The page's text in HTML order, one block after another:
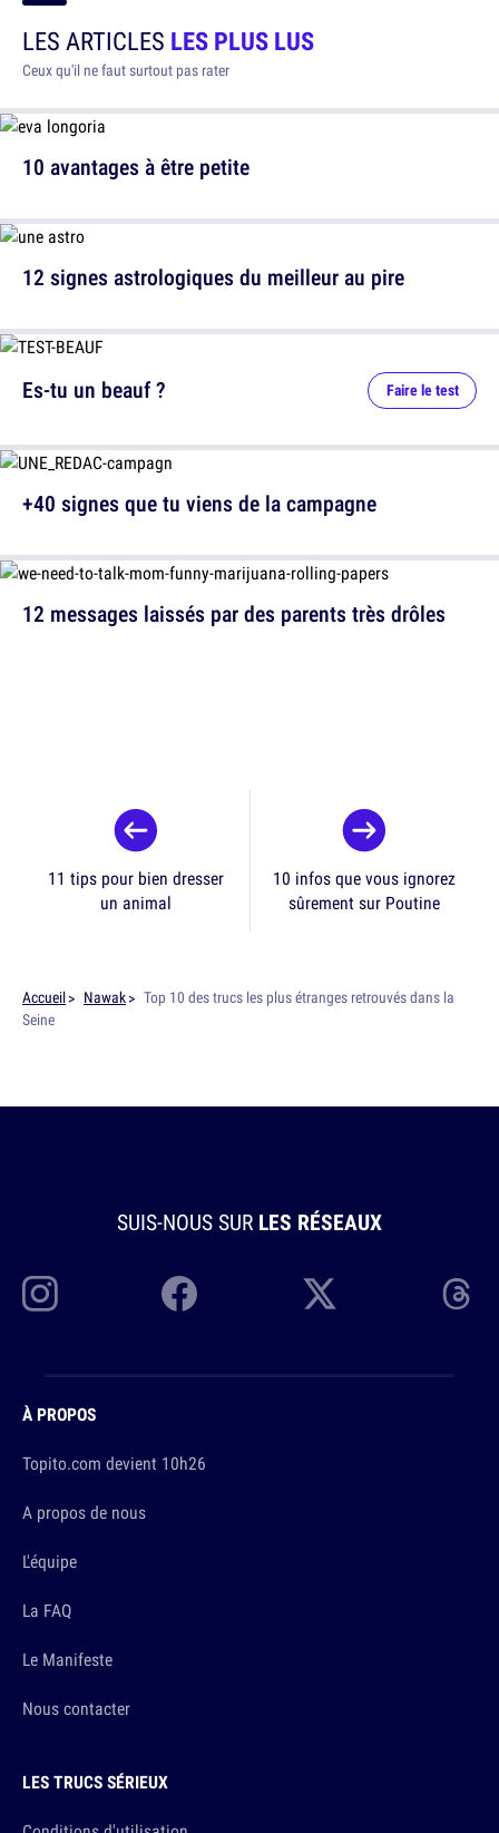
LES ARTICLES LES PLUS LUS
Ceux qu'il ne faut surtout pas rater
10 avantages à être petite
12 signes astrologiques du meilleur au pire
12 messages laissés par des parents très drôles
Es-tu un beauf ? Faire le test
+40 signes que tu viens de la campagne
11 tips pour bien dresser
un animal
10 infos que vous ignorez
sûrement sur Poutine
Accueil Nawak
Top 10 des trucs les plus étranges retrouvés dans la
Seine
SUIS-NOUS SUR LES RÉSEAUX
À PROPOS
Topito.com devient 10h26
A propos de nous
L'équipe
La FAQ
Le Manifeste
Nous contacter
LES TRUCS SÉRIEUX